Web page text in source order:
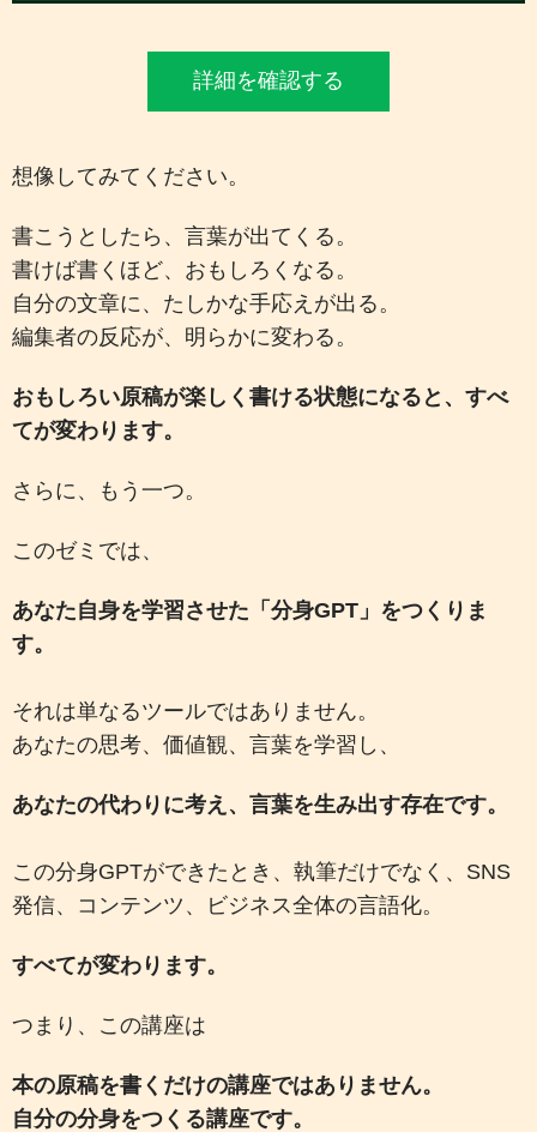
詳細を確認する
想像してみてください。
書こうとしたら、言葉が出てくる。
書けば書くほど、おもしろくなる。
自分の文章に、たしかな手応えが出る。
編集者の反応が、明らかに変わる。
おもしろい原稿が楽しく書ける状態になると、すべ
てが変わります。
さらに、もう一つ。
このゼミでは、
あなた自身を学習させた「分身GPT」をつくりま
す。
それは単なるツールではありません。
あなたの思考、価値観、言葉を学習し、
あなたの代わりに考え、言葉を生み出す存在です。
この分身GPTができたとき、執筆だけでなく、SNS
発信、コンテンツ、ビジネス全体の言語化。
すべてが変わります。
つまり、この講座は
本の原稿を書くだけの講座ではありません。
自分の分身をつくる講座です。